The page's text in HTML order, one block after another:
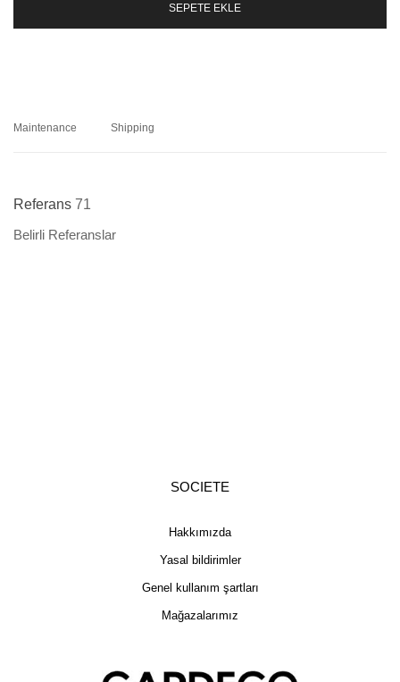
SEPETE EKLE
Maintenance Shipping
Referans 71
Belirli Referanslar
SOCIETE
Hakkımızda
Yasal bildirimler
Genel kullanım şartları
Mağazalarımız